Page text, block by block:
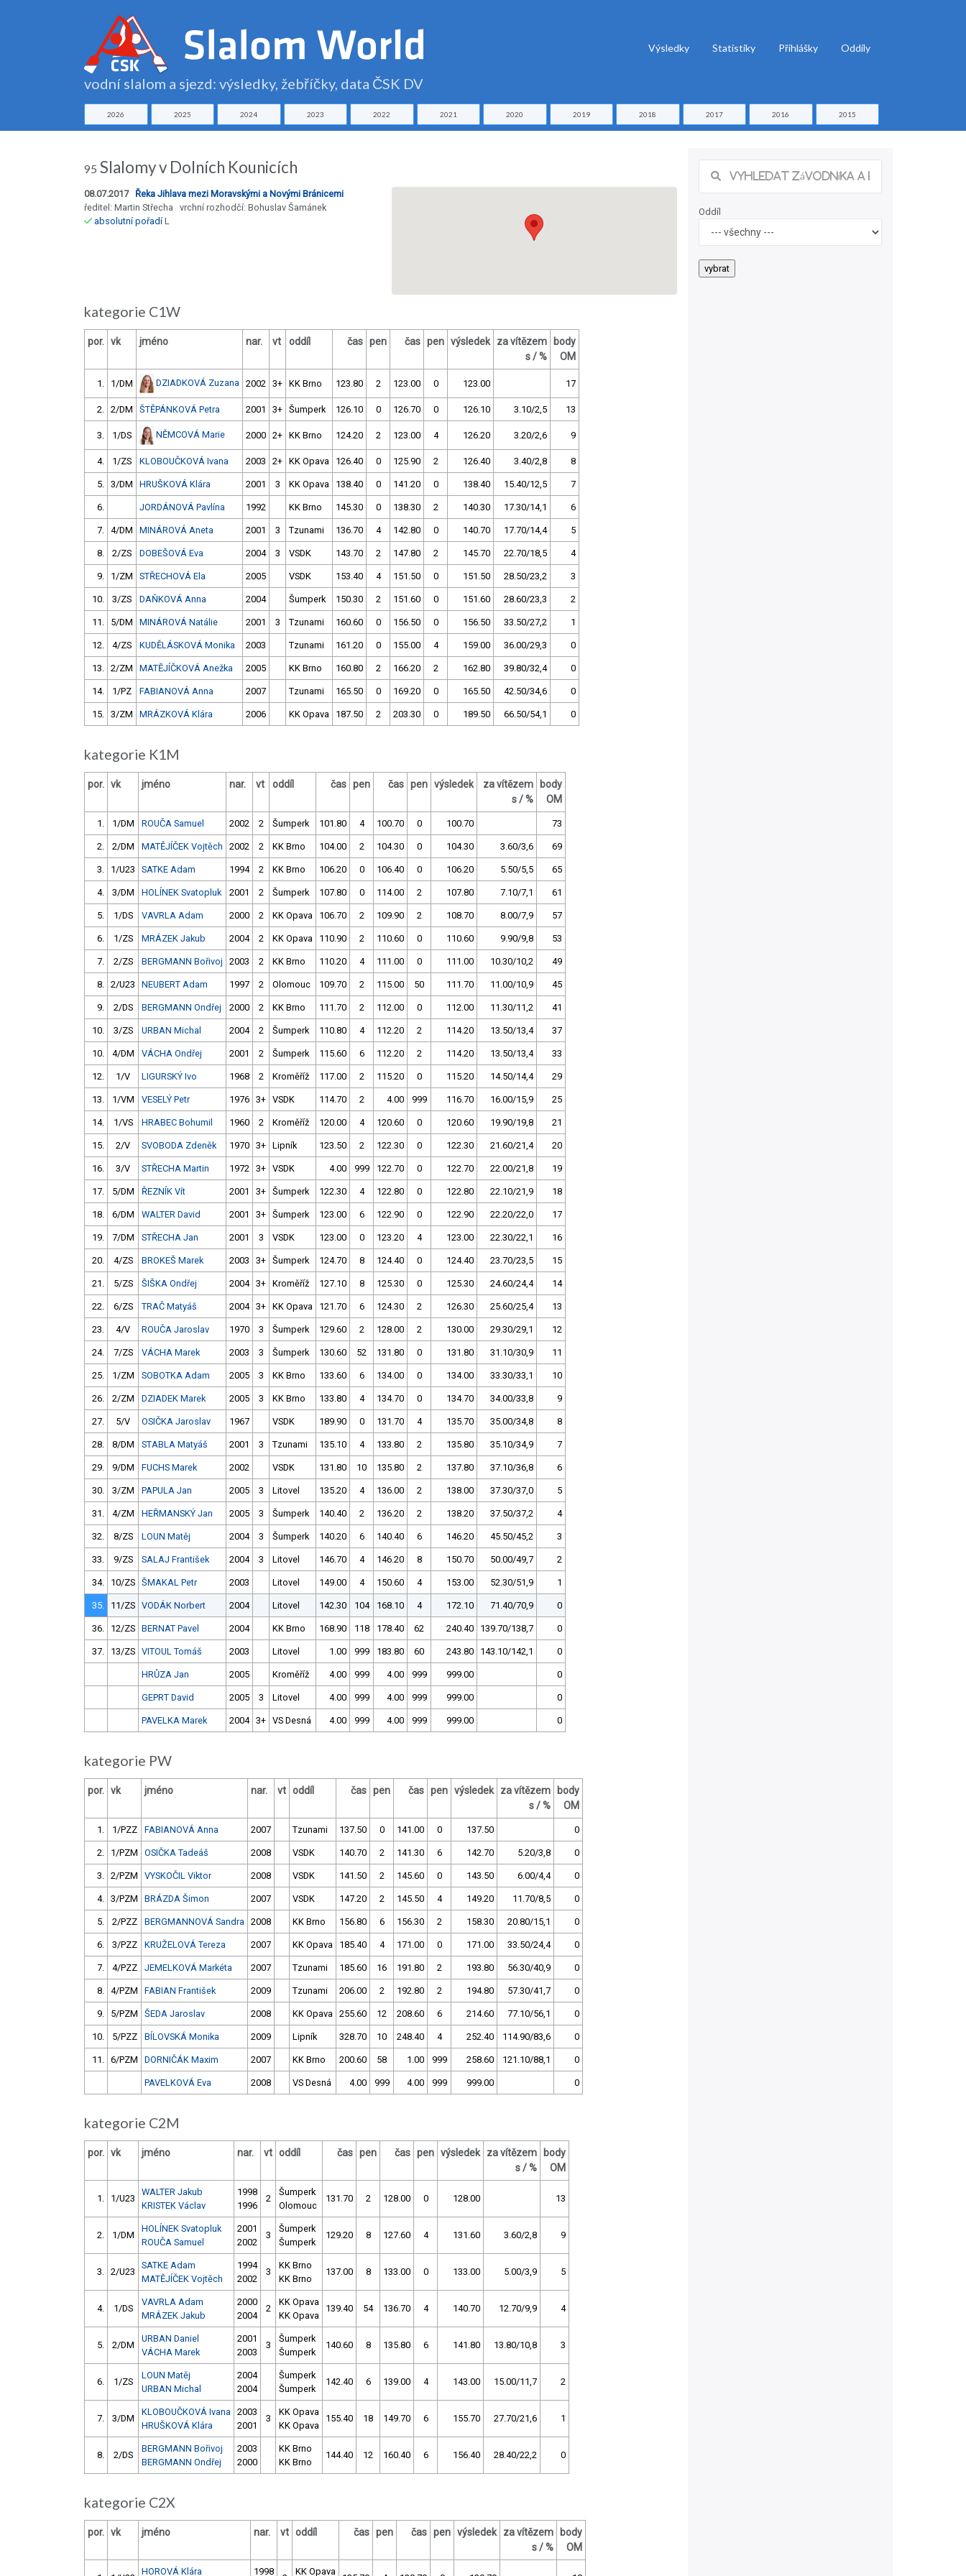
vodní slalom a sjezd: výsledky, žebříčky, data ČSK DV
Výsledky Statistiky Přihlášky Oddíly
2026 2025 2024 2023 2022 2021 2020 2019 2018 2017 2016 2015
95 Slalomy v Dolních Kounicích
08.07.2017 Řeka Jihlava mezi Moravskými a Novými Bránicemi
ředitel: Martin Střecha vrchní rozhodčí: Bohuslav Šamánek
absolutní pořadíL
kategorie C1W
por. vk jméno nar. vt oddíl čas pen čas pen výsledek
za vítězem
s / %
body
OM
1. 1/DM DZIADKOVÁ Zuzana 2002 3+ KK Brno 123.80 2 123.00 0 123.00 17
2. 2/DM ŠTĚPÁNKOVÁ Petra 2001 3+ Šumperk 126.10 0 126.70 0 126.10 3.10/2,5 13
3. 1/DS NĚMCOVÁ Marie 2000 2+ KK Brno 124.20 2 123.00 4 126.20 3.20/2,6 9
4. 1/ZS KLOBOUČKOVÁ Ivana 2003 2+ KK Opava 126.40 0 125.90 2 126.40 3.40/2,8 8
5. 3/DM HRUŠKOVÁ Klára 2001 3 KK Opava 138.40 0 141.20 0 138.40 15.40/12,5 7
6. JORDÁNOVÁ Pavlína 1992 KK Brno 145.30 0 138.30 2 140.30 17.30/14,1 6
7. 4/DM MINÁROVÁ Aneta 2001 3 Tzunami 136.70 4 142.80 0 140.70 17.70/14,4 5
8. 2/ZS DOBEŠOVÁ Eva 2004 3 VSDK 143.70 2 147.80 2 145.70 22.70/18,5 4
9. 1/ZM STŘECHOVÁ Ela 2005 VSDK 153.40 4 151.50 0 151.50 28.50/23,2 3
10. 3/ZS DAŇKOVÁ Anna 2004 Šumperk 150.30 2 151.60 0 151.60 28.60/23,3 2
11. 5/DM MINÁROVÁ Natálie 2001 3 Tzunami 160.60 0 156.50 0 156.50 33.50/27,2 1
12. 4/ZS KUDĚLÁSKOVÁ Monika 2003 Tzunami 161.20 0 155.00 4 159.00 36.00/29,3 0
13. 2/ZM MATĚJÍČKOVÁ Anežka 2005 KK Brno 160.80 2 166.20 2 162.80 39.80/32,4 0
14. 1/PZ FABIANOVÁ Anna 2007 Tzunami 165.50 0 169.20 0 165.50 42.50/34,6 0
15. 3/ZM MRÁZKOVÁ Klára 2006 KK Opava 187.50 2 203.30 0 189.50 66.50/54,1 0
kategorie K1M
por. vk jméno nar. vt oddíl čas pen čas pen výsledek
za vítězem
s / %
body
OM
1. 1/DM ROUČA Samuel 2002 2 Šumperk 101.80 4 100.70 0 100.70 73
2. 2/DM MATĚJÍČEK Vojtěch 2002 2 KK Brno 104.00 2 104.30 0 104.30 3.60/3,6 69
3. 1/U23 SATKE Adam 1994 2 KK Brno 106.20 0 106.40 0 106.20 5.50/5,5 65
4. 3/DM HOLÍNEK Svatopluk 2001 2 Šumperk 107.80 0 114.00 2 107.80 7.10/7,1 61
5. 1/DS VAVRLA Adam 2000 2 KK Opava 106.70 2 109.90 2 108.70 8.00/7,9 57
6. 1/ZS MRÁZEK Jakub 2004 2 KK Opava 110.90 2 110.60 0 110.60 9.90/9,8 53
7. 2/ZS BERGMANN Bořivoj 2003 2 KK Brno 110.20 4 111.00 0 111.00 10.30/10,2 49
8. 2/U23 NEUBERT Adam 1997 2 Olomouc 109.70 2 115.00 50 111.70 11.00/10,9 45
9. 2/DS BERGMANN Ondřej 2000 2 KK Brno 111.70 2 112.00 0 112.00 11.30/11,2 41
10. 3/ZS URBAN Michal 2004 2 Šumperk 110.80 4 112.20 2 114.20 13.50/13,4 37
10. 4/DM VÁCHA Ondřej 2001 2 Šumperk 115.60 6 112.20 2 114.20 13.50/13,4 33
12. 1/V LIGURSKÝ Ivo 1968 2 Kroměříž 117.00 2 115.20 0 115.20 14.50/14,4 29
13. 1/VM VESELÝ Petr 1976 3+ VSDK 114.70 2 4.00 999 116.70 16.00/15,9 25
14. 1/VS HRABEC Bohumil 1960 2 Kroměříž 120.00 4 120.60 0 120.60 19.90/19,8 21
15. 2/V SVOBODA Zdeněk 1970 3+ Lipník 123.50 2 122.30 0 122.30 21.60/21,4 20
16. 3/V STŘECHA Martin 1972 3+ VSDK 4.00 999 122.70 0 122.70 22.00/21,8 19
17. 5/DM ŘEZNÍK Vít 2001 3+ Šumperk 122.30 4 122.80 0 122.80 22.10/21,9 18
18. 6/DM WALTER David 2001 3+ Šumperk 123.00 6 122.90 0 122.90 22.20/22,0 17
19. 7/DM STŘECHA Jan 2001 3 VSDK 123.00 0 123.20 4 123.00 22.30/22,1 16
20. 4/ZS BROKEŠ Marek 2003 3+ Šumperk 124.70 8 124.40 0 124.40 23.70/23,5 15
21. 5/ZS ŠIŠKA Ondřej 2004 3+ Kroměříž 127.10 8 125.30 0 125.30 24.60/24,4 14
22. 6/ZS TRAČ Matyáš 2004 3+ KK Opava 121.70 6 124.30 2 126.30 25.60/25,4 13
23. 4/V ROUČA Jaroslav 1970 3 Šumperk 129.60 2 128.00 2 130.00 29.30/29,1 12
24. 7/ZS VÁCHA Marek 2003 3 Šumperk 130.60 52 131.80 0 131.80 31.10/30,9 11
25. 1/ZM SOBOTKA Adam 2005 3 KK Brno 133.60 6 134.00 0 134.00 33.30/33,1 10
26. 2/ZM DZIADEK Marek 2005 3 KK Brno 133.80 4 134.70 0 134.70 34.00/33,8 9
27. 5/V OSIČKA Jaroslav 1967 VSDK 189.90 0 131.70 4 135.70 35.00/34,8 8
28. 8/DM STABLA Matyáš 2001 3 Tzunami 135.10 4 133.80 2 135.80 35.10/34,9 7
29. 9/DM FUCHS Marek 2002 VSDK 131.80 10 135.80 2 137.80 37.10/36,8 6
30. 3/ZM PAPULA Jan 2005 3 Litovel 135.20 4 136.00 2 138.00 37.30/37,0 5
31. 4/ZM HEŘMANSKÝ Jan 2005 3 Šumperk 140.40 2 136.20 2 138.20 37.50/37,2 4
32. 8/ZS LOUN Matěj 2004 3 Šumperk 140.20 6 140.40 6 146.20 45.50/45,2 3
33. 9/ZS SALAJ František 2004 3 Litovel 146.70 4 146.20 8 150.70 50.00/49,7 2
34. 10/ZS ŠMAKAL Petr 2003 Litovel 149.00 4 150.60 4 153.00 52.30/51,9 1
35. 11/ZS VODÁK Norbert 2004 Litovel 142.30 104 168.10 4 172.10 71.40/70,9 0
36. 12/ZS BERNAT Pavel 2004 KK Brno 168.90 118 178.40 62 240.40 139.70/138,7 0
37. 13/ZS VITOUL Tomáš 2003 Litovel 1.00 999 183.80 60 243.80 143.10/142,1 0
HRŮZA Jan 2005 Kroměříž 4.00 999 4.00 999 999.00 0
GEPRT David 2005 3 Litovel 4.00 999 4.00 999 999.00 0
PAVELKA Marek 2004 3+ VS Desná 4.00 999 4.00 999 999.00 0
kategorie PW
por. vk jméno nar. vt oddíl čas pen čas pen výsledek
za vítězem
s / %
body
OM
1. 1/PZZ FABIANOVÁ Anna 2007 Tzunami 137.50 0 141.00 0 137.50 0
2. 1/PZM OSIČKA Tadeáš 2008 VSDK 140.70 2 141.30 6 142.70 5.20/3,8 0
3. 2/PZM VYSKOČIL Viktor 2008 VSDK 141.50 2 145.60 0 143.50 6.00/4,4 0
4. 3/PZM BRÁZDA Šimon 2007 VSDK 147.20 2 145.50 4 149.20 11.70/8,5 0
5. 2/PZZ BERGMANNOVÁ Sandra 2008 KK Brno 156.80 6 156.30 2 158.30 20.80/15,1 0
6. 3/PZZ KRUŽELOVÁ Tereza 2007 KK Opava 185.40 4 171.00 0 171.00 33.50/24,4 0
7. 4/PZZ JEMELKOVÁ Markéta 2007 Tzunami 185.60 16 191.80 2 193.80 56.30/40,9 0
8. 4/PZM FABIAN František 2009 Tzunami 206.00 2 192.80 2 194.80 57.30/41,7 0
9. 5/PZM ŠEDA Jaroslav 2008 KK Opava 255.60 12 208.60 6 214.60 77.10/56,1 0
10. 5/PZZ BÍLOVSKÁ Monika 2009 Lipník 328.70 10 248.40 4 252.40 114.90/83,6 0
11. 6/PZM DORNIČÁK Maxim 2007 KK Brno 200.60 58 1.00 999 258.60 121.10/88,1 0
PAVELKOVÁ Eva 2008 VS Desná 4.00 999 4.00 999 999.00 0
kategorie C2M
por. vk jméno nar. vt oddíl čas pen čas pen výsledek
za vítězem
s / %
body
OM
1. 1/U23
WALTER Jakub
KRISTEK Václav
1998
1996
2
Šumperk
Olomouc
131.70 2 128.00 0 128.00 13
2. 1/DM
HOLÍNEK Svatopluk
ROUČA Samuel
2001
2002
3
Šumperk
Šumperk
129.20 8 127.60 4 131.60 3.60/2,8 9
3. 2/U23
SATKE Adam
MATĚJÍČEK Vojtěch
1994
2002
3
KK Brno
KK Brno
137.00 8 133.00 0 133.00 5.00/3,9 5
4. 1/DS
VAVRLA Adam
MRÁZEK Jakub
2000
2004
2
KK Opava
KK Opava
139.40 54 136.70 4 140.70 12.70/9,9 4
5. 2/DM
URBAN Daniel
VÁCHA Marek
2001
2003
3
Šumperk
Šumperk
140.60 8 135.80 6 141.80 13.80/10,8 3
6. 1/ZS
LOUN Matěj
URBAN Michal
2004
2004
Šumperk
Šumperk
142.40 6 139.00 4 143.00 15.00/11,7 2
7. 3/DM
KLOBOUČKOVÁ Ivana
HRUŠKOVÁ Klára
2003
2001
3
KK Opava
KK Opava
155.40 18 149.70 6 155.70 27.70/21,6 1
8. 2/DS
BERGMANN Bořivoj
BERGMANN Ondřej
2003
2000
KK Brno
KK Brno
144.40 12 160.40 6 156.40 28.40/22,2 0
kategorie C2X
por. vk jméno nar. vt oddíl čas pen čas pen výsledek
za vítězem
s / %
body
OM
HOROVÁ Klára 1998 KK Opava
Oddíl